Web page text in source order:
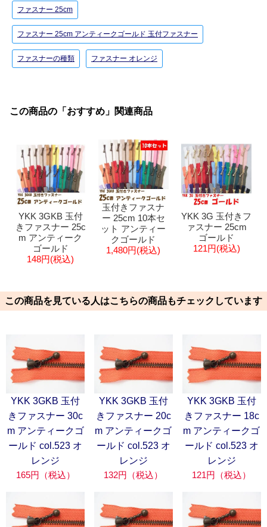
ファスナー 25cm
ファスナー 25cm アンティークゴールド 玉付ファスナー
ファスナーの種類 ファスナー オレンジ
この商品の「おすすめ」関連商品
YKK 3GKB 玉付
きファスナー 25c
m アンティーク
ゴールド
148円(税込)
玉付きファスナ
ー 25cm 10本セ
ット アンティー
クゴールド
1,480円(税込)
YKK 3G 玉付きフ
ァスナー 25cm
ゴールド
121円(税込)
この商品を見ている人はこちらの商品もチェックしています
YKK 3GKB 玉付
きファスナー 30c
m アンティークゴ
ールド col.523 オ
レンジ
165円（税込）
YKK 3GKB 玉付
きファスナー 20c
m アンティークゴ
ールド col.523 オ
レンジ
132円（税込）
YKK 3GKB 玉付
きファスナー 18c
m アンティークゴ
ールド col.523 オ
レンジ
121円（税込）